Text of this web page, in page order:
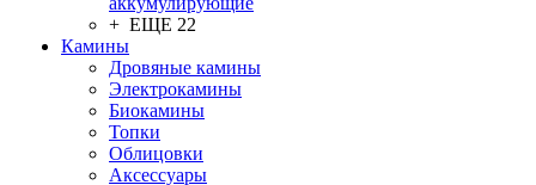
+ ЕЩЕ 22
Камины
Дровяные камины
Электрокамины
Биокамины
Топки
Облицовки
Аксессуары